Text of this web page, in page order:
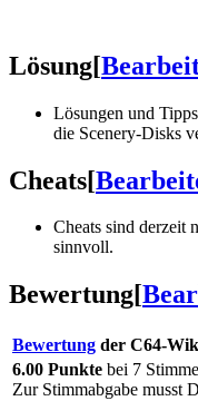
Lösung[
Lösungen und
die Scenery-Disks
Cheats[
Cheats sind derzeit
sinnvoll.
Bewertung[
Bewertung der C64-
6.00 Punkte bei 7
Zur Stimmabgabe musst